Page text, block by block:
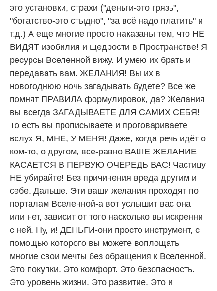
это установки, страхи ("деньги-это грязь",
"богатство-это стыдно", "за всё надо платить" и
т.д.) А ещё многие просто наказаны тем, что НЕ
ВИДЯТ изобилия и щедрости в Пространстве! Я
ресурсы Вселенной вижу. И умею их брать и
передавать вам. ЖЕЛАНИЯ! Вы их в
новогоднюю ночь загадывать будете? Все же
помнят ПРАВИЛА формулировок, да? Желания
вы всегда ЗАГАДЫВАЕТЕ ДЛЯ САМИХ СЕБЯ!
То есть вы прописываете и проговариваете
вслух Я, МНЕ, У МЕНЯ! Даже, когда речь идёт о
ком-то, о другом, все-равно ВАШЕ ЖЕЛАНИЕ
КАСАЕТСЯ В ПЕРВУЮ ОЧЕРЕДЬ ВАС! Частицу
НЕ убирайте! Без причинения вреда другим и
себе. Дальше. Эти ваши желания проходят по
порталам Вселенной-а вот услышит вас она
или нет, зависит от того насколько вы искренни
с ней. Ну, и! ДЕНЬГИ-они просто инструмент, с
помощью которого вы можете воплощать
многие свои мечты без обращения к Вселенной.
Это покупки. Это комфорт. Это безопасность.
Это уровень жизни. Это развитие. Это и